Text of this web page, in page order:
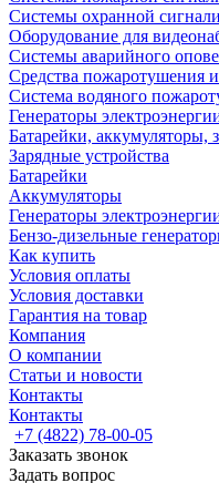
Системы охранной
Оборудование для
Системы аварийного
Средства пожаротушения
Система водяного
Генераторы
Батарейки, аккумуляторы,
Зарядные устройства
Батарейки
Аккумуляторы
Генераторы
Бензо-дизельные
Как купить
Условия оплаты
Условия доставки
Гарантия на товар
Компания
О компании
Статьи и новости
Контакты
Контакты
+7 (4822) 78-00-05
Заказать звонок
Задать вопрос